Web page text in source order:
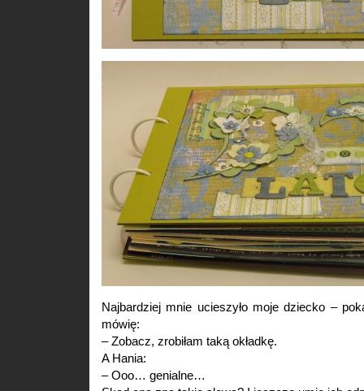
Najbardziej mnie ucieszyło moje dziecko –
mówię:
– Zobacz, zrobiłam taką okładkę.
A Hania:
– Ooo… genialne…